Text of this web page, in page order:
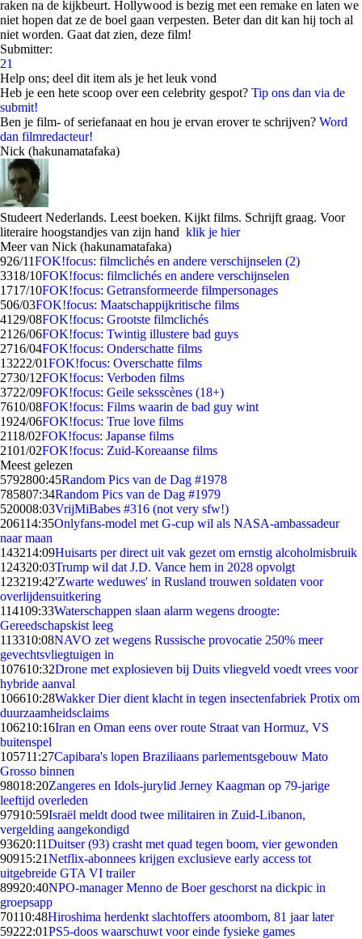
raken na de kijkbeurt. Hollywood is bezig met een remake en laten we
niet hopen dat ze de boel gaan verpesten. Beter dan dit kan hij toch al
niet worden. Gaat dat zien, deze film!
Submitter:
21
Help ons; deel dit item als je het leuk vond
Heb je een hete scoop over een celebrity gespot? Tip ons dan via de
submit!
Ben je film- of seriefanaat en hou je ervan erover te schrijven? Word
dan filmredacteur!
Nick (hakunamatafaka)
Studeert Nederlands. Leest boeken. Kijkt films. Schrijft graag. Voor
literaire hoogstandjes van zijn hand klik je hier
Meer van Nick (hakunamatafaka)
926/11FOK!focus: filmclichés en andere verschijnselen (2)
3318/10FOK!focus: filmclichés en andere verschijnselen
1717/10FOK!focus: Getransformeerde filmpersonages
506/03FOK!focus: Maatschappijkritische films
41 29/08FOK!focus: Grootste filmclichés
21 26/06FOK!focus: Twintig illustere bad guys
2716/04FOK!focus: Onderschatte films
13222/01FOK!focus: Overschatte films
2730/12FOK!focus: Verboden films
3722/09FOK!focus: Geile seksscènes (18+)
7610/08FOK!focus: Films waarin de bad guy wint
1924/06FOK!focus: True love films
2118/02FOK!focus: Japanse films
2101/02FOK!focus: Zuid-Koreaanse films
Meest gelezen
5792800:45Random Pics van de Dag #1978
785807:34Random Pics van de Dag #1979
520008:03VrijMiBabes #316 (not very sfw!)
206114:35Onlyfans-model met G-cup wil als NASA-ambassadeur
naar maan
143214:09Huisarts per direct uit vak gezet om ernstig alcoholmisbruik
124320:03Trump wil dat J.D. Vance hem in 2028 opvolgt
123219:42'Zwarte weduwes' in Rusland trouwen soldaten voor
overlijdensuitkering
114109:33Waterschappen slaan alarm wegens droogte:
Gereedschapskist leeg
113310:08NAVO zet wegens Russische provocatie 250% meer
gevechtsvliegtuigen in
107610:32Drone met explosieven bij Duits vliegveld voedt vrees voor
hybride aanval
106610:28Wakker Dier dient klacht in tegen insectenfabriek Protix om
duurzaamheidsclaims
106210:16Iran en Oman eens over route Straat van Hormuz, VS
buitenspel
105711:27Capibara's lopen Braziliaans parlementsgebouw Mato
Grosso binnen
98018:20Zangeres en Idols-jurylid Jerney Kaagman op 79-jarige
leeftijd overleden
97910:59Israël meldt dood twee militairen in Zuid-Libanon,
vergelding aangekondigd
93620:11Duitser (93) crasht met quad tegen boom, vier gewonden
90915:21Netflix-abonnees krijgen exclusieve early access tot
uitgebreide GTA VI trailer
89920:40NPO-manager Menno de Boer geschorst na dickpic in
groepsapp
70110:48Hiroshima herdenkt slachtoffers atoombom, 81 jaar later
59222:01PS5-doos waarschuwt voor einde fysieke games